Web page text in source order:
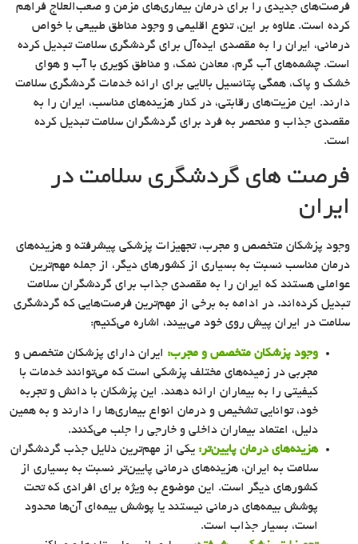
فرصت‌های جدیدی را برای درمان بیماری‌های مزمن و صعب‌العلاج فراهم
کرده است. علاوه بر این، تنوع اقلیمی و وجود مناطق طبیعی با خواص
درمانی، ایران را به مقصدی ایده‌آل برای گردشگری سلامت تبدیل کرده
است. چشمه‌های آب گرم، معادن نمک، و مناطق کویری با آب و هوای
خشک و پاک، همگی پتانسیل بالایی برای ارائه خدمات گردشگری سلامت
دارند. این مزیت‌های رقابتی، در کنار هزینه‌های مناسب، ایران را به
مقصدی جذاب و منحصر به فرد برای گردشگران سلامت تبدیل کرده
است.
فرصت های گردشگری سلامت در
ایران
وجود پزشکان متخصص و مجرب، تجهیزات پزشکی پیشرفته و هزینه‌های
درمان مناسب نسبت به بسیاری از کشورهای دیگر، از جمله مهم‌ترین
عواملی هستند که ایران را به مقصدی جذاب برای گردشگران سلامت
تبدیل کرده‌اند. در ادامه به برخی از مهم‌ترین فرصت‌هایی که گردشگری
سلامت در ایران پیش روی خود می‌بیند، اشاره می‌کنیم:
وجود پزشکان متخصص و مجرب: ایران دارای پزشکان متخصص و
مجربی در زمینه‌های مختلف پزشکی است که می‌توانند خدمات با
کیفیتی را به بیماران ارائه دهند. این پزشکان با دانش و تجربه
خود، توانایی تشخیص و درمان انواع بیماری‌ها را دارند و به همین
دلیل، اعتماد بیماران داخلی و خارجی را جلب می‌کنند.
هزینه‌های درمان پایین‌تر: یکی از مهم‌ترین دلایل جذب گردشگران
سلامت به ایران، هزینه‌های درمانی پایین‌تر نسبت به بسیاری از
کشورهای دیگر است. این موضوع به ویژه برای افرادی که تحت
پوشش بیمه‌های درمانی نیستند یا پوشش بیمه‌ای آن‌ها محدود
است، بسیار جذاب است.